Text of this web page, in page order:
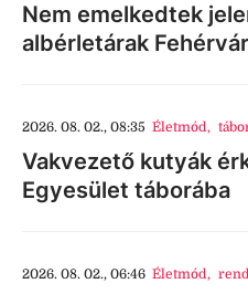
Nem emelkedtek
albérletárak
2026. 08. 02., 08:35 Életmód,
Vakvezető kutyák
Egyesület táborába
2026. 08. 02., 06:46 Életmód,